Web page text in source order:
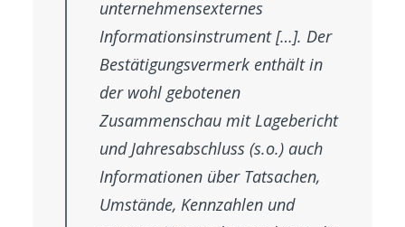
unternehmensexternes
Informationsinstrument […]. Der
Bestätigungsvermerk enthält in
der wohl gebotenen
Zusammenschau mit Lagebericht
und Jahresabschluss (s.o.) auch
Informationen über Tatsachen,
Umstände, Kennzahlen und